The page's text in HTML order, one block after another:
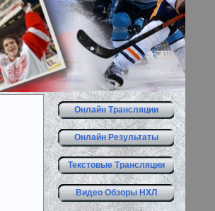
Онлайн Трансляции
Онлайн Результаты
Текстовые Трансляции
Видео Обзоры НХЛ